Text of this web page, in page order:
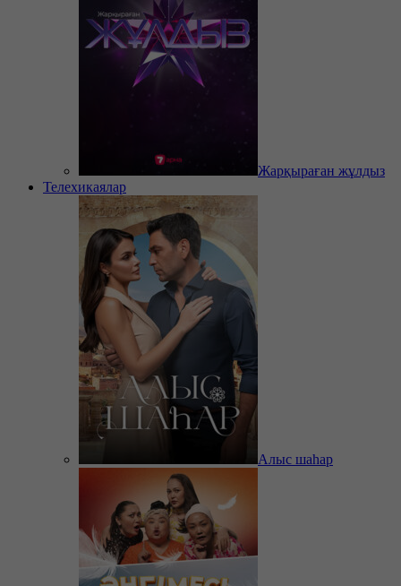
Жарқыраған жұлдыз
Телехикаялар
Алыс шаһар